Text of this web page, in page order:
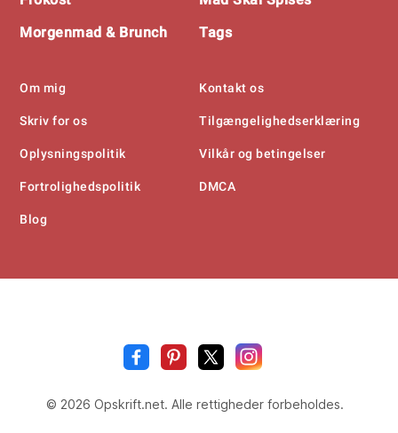
Morgenmad & Brunch
Tags
Om mig
Skriv for os
Oplysningspolitik
Fortrolighedspolitik
Blog
Kontakt os
Tilgængelighedserklæring
Vilkår og betingelser
DMCA
Opskrift
© 2026 Opskrift.net. Alle rettigheder forbeholdes.